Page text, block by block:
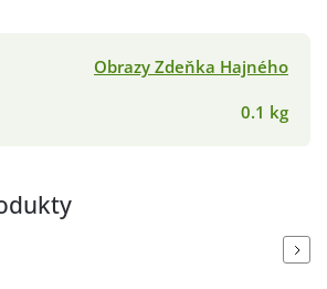
Obrazy Zdeňka Hajného
0.1 kg
Next